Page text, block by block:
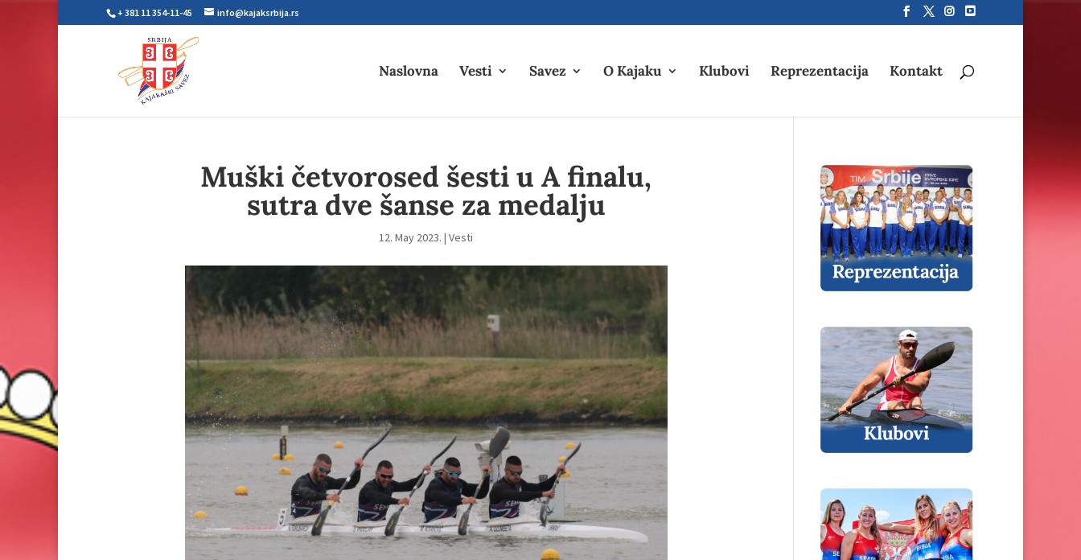
+ 381 11 354-11-45 info@kajaksrbija.rs
Naslovna Vesti Savez O Kajaku Klubovi Reprezentacija Kontakt
Muški četvorosed šesti u A finalu,
sutra dve šanse za medalju
12. May 2023. |Vesti